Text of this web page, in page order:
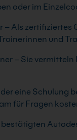
oder im
Als
und
– Sie
eine Schulung
für Fragen